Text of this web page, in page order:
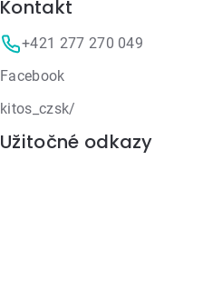
Kontakt
+421 277 270 049
Facebook
kitos_czsk/
Užitočné odkazy